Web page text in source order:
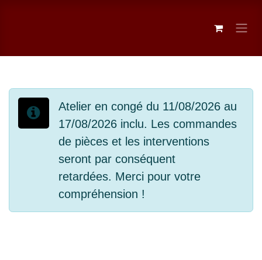
Atelier en congé du 11/08/2026 au
17/08/2026 inclu. Les commandes
de pièces et les interventions
seront par conséquent
retardées. Merci pour votre
compréhension !